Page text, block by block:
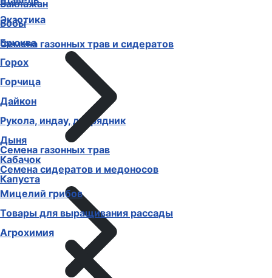
Баклажан
Бобы
Брюква
Горох
Горчица
Дайкон
Рукола, индау, двурядник
Дыня
Кабачок
Капуста
Экзотика
Семена газонных трав и сидератов
Семена газонных трав
Семена сидератов и медоносов
Мицелий грибов
Товары для выращивания рассады
Агрохимия